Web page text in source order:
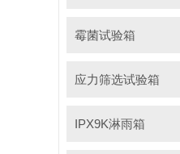
霉菌试验箱
应力筛选试验箱
IPX9K淋雨箱